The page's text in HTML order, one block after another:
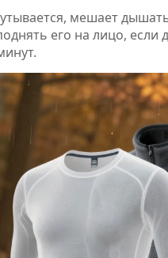
мешает
его на лицо, если